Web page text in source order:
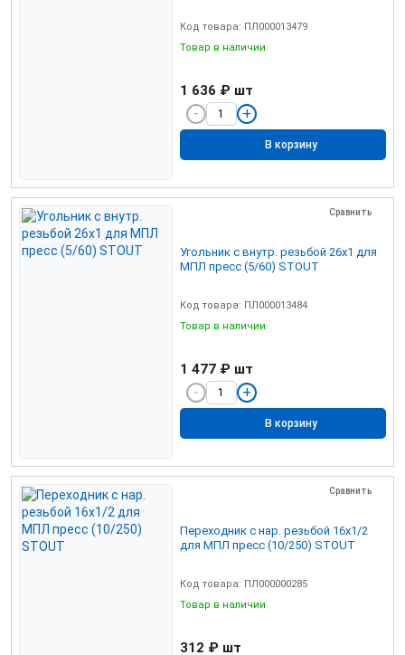
Код товара: ПЛ000013479
Товар в наличии
1 636 ₽ шт
В корзину
Сравнить
Угольник с внутр. резьбой 26х1 для
МПЛ пресс (5/60) STOUT
Код товара: ПЛ000013484
Товар в наличии
1 477 ₽ шт
В корзину
Сравнить
Переходник с нар. резьбой 16х1/2
для МПЛ пресс (10/250) STOUT
Код товара: ПЛ000000285
Товар в наличии
312 ₽ шт